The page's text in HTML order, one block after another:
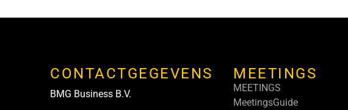
CONTACTGEGEVENS
BMG Business B.V.
MEETINGS
MEETINGS
MeetingsGuide